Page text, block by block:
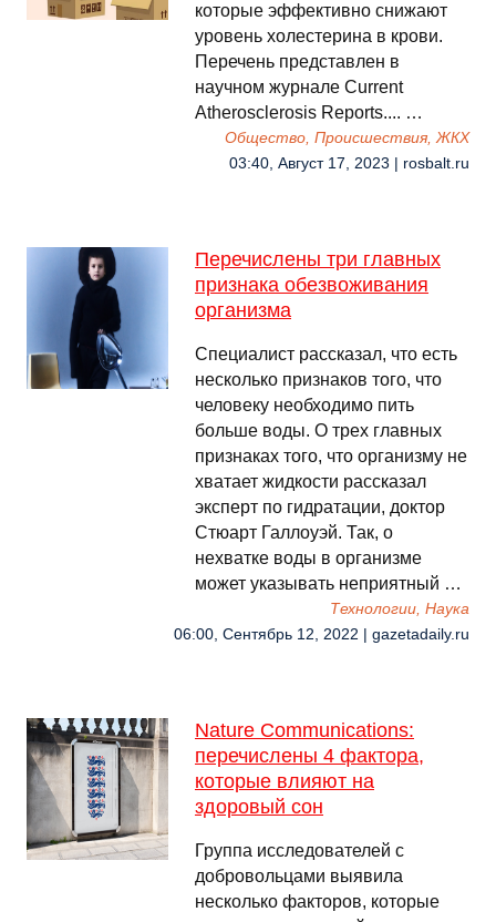
которые эффективно снижают
уровень холестерина в крови.
Перечень представлен в
научном журнале Current
Atherosclerosis Reports.... …
Общество, Происшествия, ЖКХ
03:40, Август 17, 2023 | rosbalt.ru
Перечислены три главных
признака обезвоживания
организма
Специалист рассказал, что есть
несколько признаков того, что
человеку необходимо пить
больше воды. О трех главных
признаках того, что организму не
хватает жидкости рассказал
эксперт по гидратации, доктор
Стюарт Галлоуэй. Так, о
нехватке воды в организме
может указывать неприятный …
Технологии, Наука
06:00, Сентябрь 12, 2022 | gazetadaily.ru
Nature Communications:
перечислены 4 фактора,
которые влияют на
здоровый сон
Группа исследователей с
добровольцами выявила
несколько факторов, которые